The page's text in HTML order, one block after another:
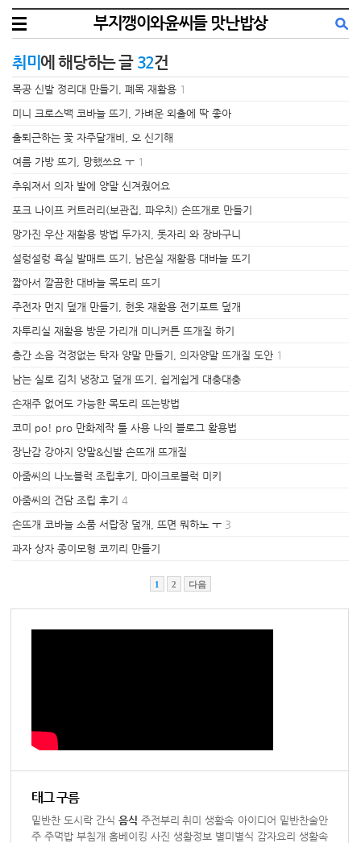
부지깽이와윤씨들 맛난밥상
취미 에 해당하는 글 32건
목공 신발 정리대 만들기, 폐목 재활용 1
미니 크로스백 코바늘 뜨기, 가벼운 외출에 딱 좋아
출퇴근하는 꽃 자주달개비, 오 신기해
여름 가방 뜨기, 망했쓰요 ㅜ 1
추워져서 의자 발에 양말 신겨줬어요
포크 나이프 커트러리(보관집, 파우치) 손뜨개로 만들기
망가진 우산 재활용 방법 두가지, 돗자리 와 장바구니
설렁설렁 욕실 발매트 뜨기, 남은실 재활용 대바늘 뜨기
짧아서 깔끔한 대바늘 목도리 뜨기
주전자 먼지 덮개 만들기, 헌옷 재활용 전기포트 덮개
자투리실 재활용 방문 가리개 미니커튼 뜨개질 하기
층간 소음 걱정없는 탁자 양말 만들기, 의자양말 뜨개질 도안 1
남는 실로 김치 냉장고 덮개 뜨기, 쉽게쉽게 대충대충
손재주 없어도 가능한 목도리 뜨는방법
코미 po! pro 만화제작 툴 사용 나의 블로그 활용법
장난감 강아지 양말&신발 손뜨개 뜨개질
아줌씨의 나노블럭 조립후기, 마이크로블럭 미키
아줌씨의 건담 조립 후기 4
손뜨개 코바늘 소품 서랍장 덮개, 뜨면 뭐하노 ㅜ 3
과자 상자 종이모형 코끼리 만들기
1 2 다음
태그 구름
밑반찬 도시락 간식 음식 주전부리 취미 생활속 아이디어 밑반찬술안
주 주먹밥 부침개 홈베이킹 사진 생활정보 별미별식 감자요리 생활속